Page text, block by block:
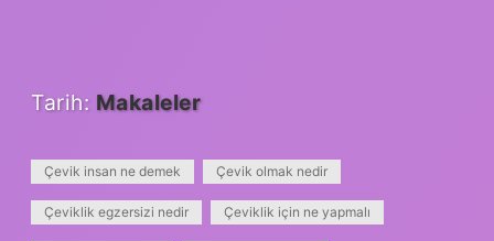
Tarih: Makaleler
Çevik insan ne demek Çevik olmak nedir
Çeviklik egzersizi nedir Çeviklik için ne yapmalı